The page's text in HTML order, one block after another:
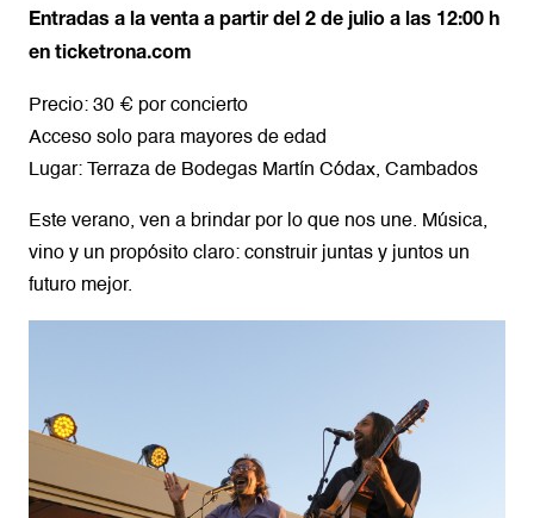
Entradas a la venta a partir del 2 de julio a las 12:00 h
en ticketrona.com
Precio: 30 € por concierto
Acceso solo para mayores de edad
Lugar: Terraza de Bodegas Martín Códax, Cambados
Este verano, ven a brindar por lo que nos une. Música,
vino y un propósito claro: construir juntas y juntos un
futuro mejor.